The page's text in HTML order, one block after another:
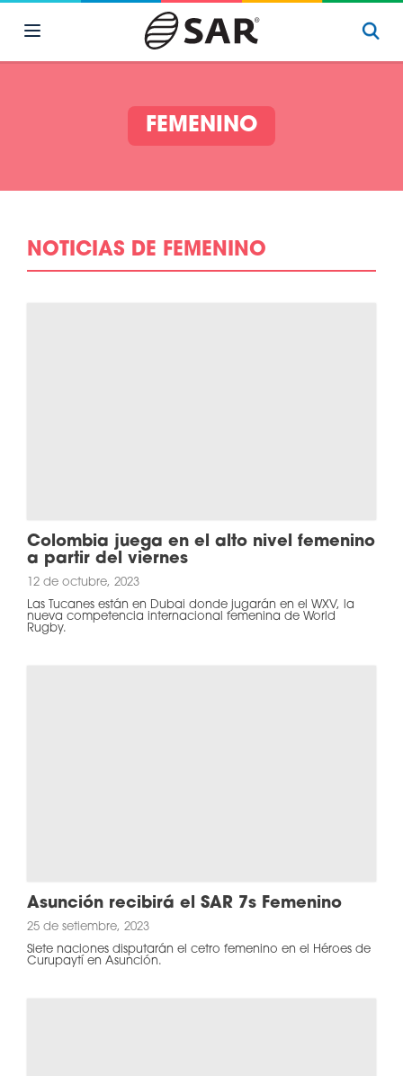
FEMENINO
NOTICIAS DE FEMENINO
Colombia juega en el alto nivel femenino
a partir del viernes
12 de octubre, 2023
Las Tucanes están en Dubai donde jugarán en el WXV, la
nueva competencia internacional femenina de World
Rugby.
Asunción recibirá el SAR 7s Femenino
25 de setiembre, 2023
Siete naciones disputarán el cetro femenino en el Héroes de
Curupaytí en Asunción.